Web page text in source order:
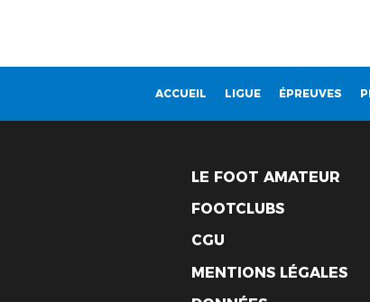
ACCUEIL LIGUE ÉPREUVES
LE FOOT AMATEUR
FOOTCLUBS
CGU
MENTIONS LÉGALES